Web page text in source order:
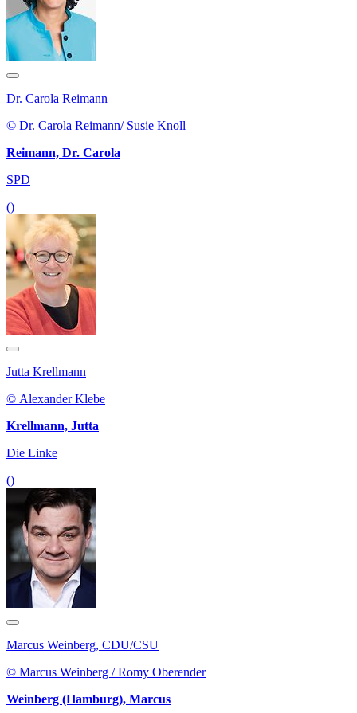
Dr. Carola Reimann
© Dr. Carola Reimann/ Susie Knoll
Reimann, Dr. Carola
SPD
()
Jutta Krellmann
© Alexander Klebe
Krellmann, Jutta
Die Linke
()
Marcus Weinberg, CDU/CSU
© Marcus Weinberg / Romy Oberender
Weinberg (Hamburg), Marcus